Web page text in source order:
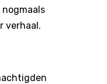
verhaal.